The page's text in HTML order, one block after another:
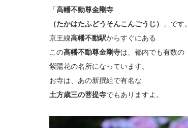
「高幡不動尊金剛寺
（たかはたふどうそんこんごうじ）
」です。
京王線高幡不動駅からすぐにある
この高幡不動尊金剛寺は、都内でも有数の
紫陽花の名所になっています。
お寺は、あの新撰組で有名な
土方歳三の菩提寺でもありますよ。